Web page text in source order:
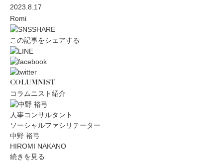
2023.8.17
Romi
この記事をシェアする
COLUMNIST
コラムニスト紹介
人事コンサルタント
ソーシャルファシリテーター
中野 裕弓
HIROMI NAKANO
続きを見る